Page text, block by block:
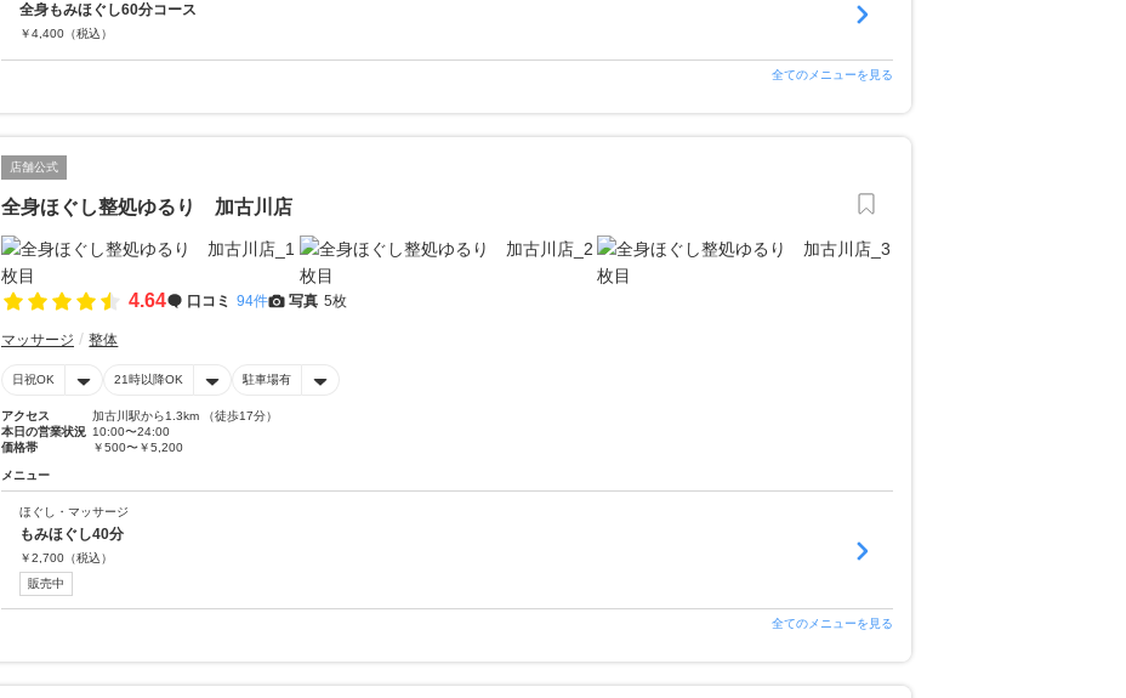
全身もみほぐし60分コース
￥4,400 （税込）
全てのメニューを見る
店舗公式
全身ほぐし整処ゆるり 加古川店
4.64 口コミ 94件 写真 5枚
マッサージ 整体
日祝OK 21時以降OK 駐車場有
アクセス
加古川駅から1.3km （徒歩17分）
本日の営業状況 10:00〜24:00
価格帯
￥500〜￥5,200
メニュー
ほぐし・マッサージ
もみほぐし40分
￥2,700 （税込）
販売中
全てのメニューを見る